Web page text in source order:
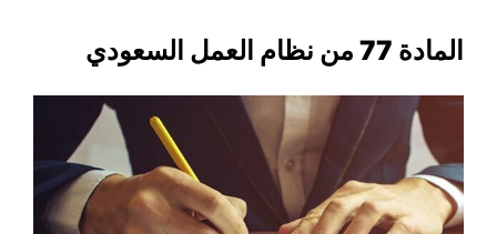
المادة 77 من نظام العمل السعودي